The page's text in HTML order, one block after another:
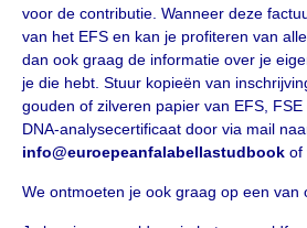
Predicaten
Informatie veulen registratie
Veulen registratie
Hengsten
voor de contributie. Wanneer deze
van het EFS en kan je profiteren van
dan ook graag de informatie over je
je die hebt. Stuur kopieën van
gouden of zilveren papier van EFS,
DNA-analysecertificaat door via mail
info@euroepeanfalabellastudbook of
We ontmoeten je ook graag op een van